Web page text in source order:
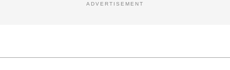
ADVERTISEMENT